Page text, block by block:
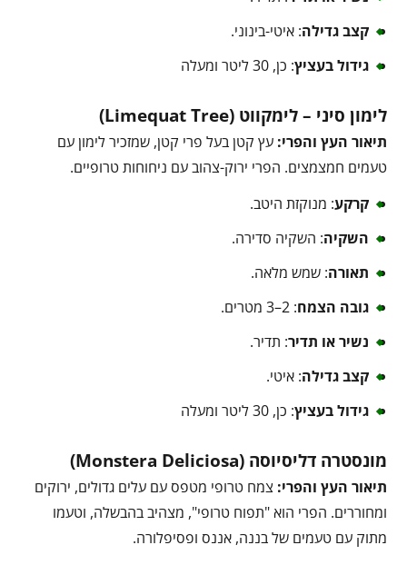
קצב גדילה: איטי-בינוני.
גידול בעציץ: כן, 30 ליטר ומעלה
לימון סיני – לימקווט (Limequat Tree)
תיאור העץ והפרי:עץ קטן בעל פרי קטן, שמזכיר לימון עם
טעמים חמצמצים. הפרי ירוק-צהוב עם ניחוחות טרופיים.
קרקע: מנוקזת היטב.
השקיה: השקיה סדירה.
תאורה: שמש מלאה.
גובה הצמח: 2–3 מטרים.
נשיר או תדיר: תדיר.
קצב גדילה: איטי.
גידול בעציץ: כן, 30 ליטר ומעלה
מונסטרה דליסיוסה (Monstera Deliciosa)
תיאור העץ והפרי: צמח טרופי מטפס עם עלים גדולים, ירוקים
ומחוררים. הפרי הוא "תפוח טרופי", מצהיב בהבשלה, וטעמו
מתוק עם טעמים של בננה, אננס ופסיפלורה.